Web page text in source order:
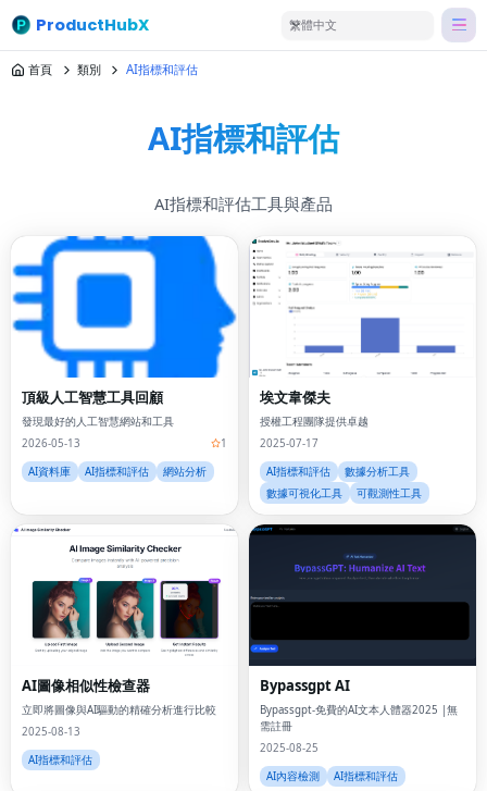
ProductHubX 繁體中文
首頁 類別 AI指標和評估
AI指標和評估
AI指標和評估工具與產品
頂級人工智慧工具回顧
發現最好的人工智慧網站和工具
2026-05-13
1
AI資料庫
AI指標和評估 網站分析
埃文韋傑夫
授權工程團隊提供卓越
2025-07-17
AI指標和評估
數據分析工具
數據可視化工具
可觀測性工具
AI圖像相似性檢查器
立即將圖像與AI驅動的精確分析進行比較
2025-08-13
AI指標和評估
Bypassgpt AI
Bypassgpt-免費的AI文本人體器2025 |無
需註冊
2025-08-25
AI內容檢測
AI指標和評估